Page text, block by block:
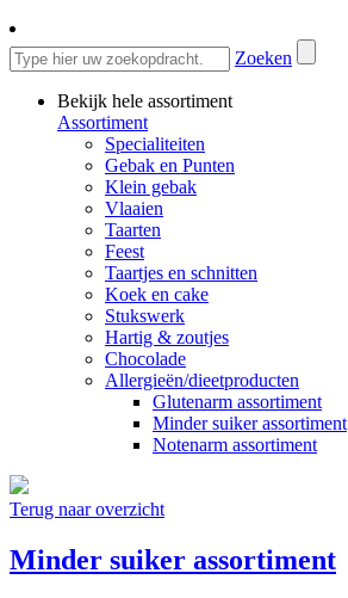
Zoeken
Bekijk hele assortiment
Assortiment
Specialiteiten
Gebak en Punten
Klein gebak
Vlaaien
Taarten
Feest
Taartjes en schnitten
Koek en cake
Stukswerk
Hartig & zoutjes
Chocolade
Allergieën/dieetproducten
Glutenarm assortiment
Minder suiker assortiment
Notenarm assortiment
Terug naar overzicht
Minder suiker assortiment